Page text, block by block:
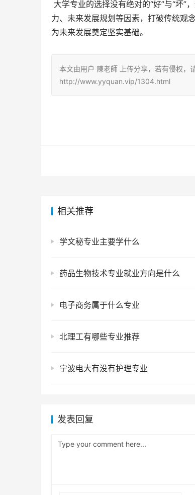
力、未来发展规划等因素，打破传统观
为未来发展奠定坚实基础。
本文由用户 陳老師 上传分享，若有侵权，
http://www.yyquan.vip/1304.html
相关推荐
学文秘专业主要学什么
药品生物技术专业就业方向是什么
电子商务属于什么专业
北理工有哪些专业推荐
宁波电大有没有护理专业
发表回复